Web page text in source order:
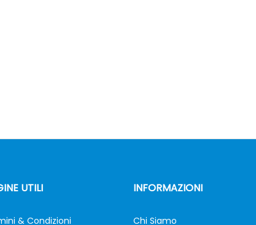
UTILI
& Condizioni
INFORMAZIONI
Chi Siamo